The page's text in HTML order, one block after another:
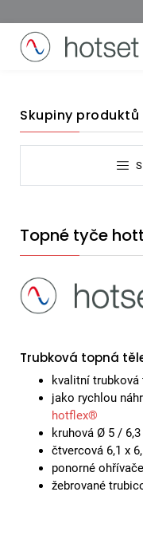
Skupiny produktů
Topné tyče
Trubková topná
kvalitní
jako rychlou
hotflex®
kruhová Ø 5 /
čtvercová 6,1 x
ponorné
žebrované